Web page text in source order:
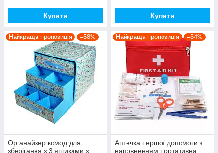
Купити Купити
Найкраща пропозиція –58%
Органайзер комод для
зберігання з 3 ящиками з
Найкраща пропозиція –54%
Аптечка першої допомоги з
наповненням портативна